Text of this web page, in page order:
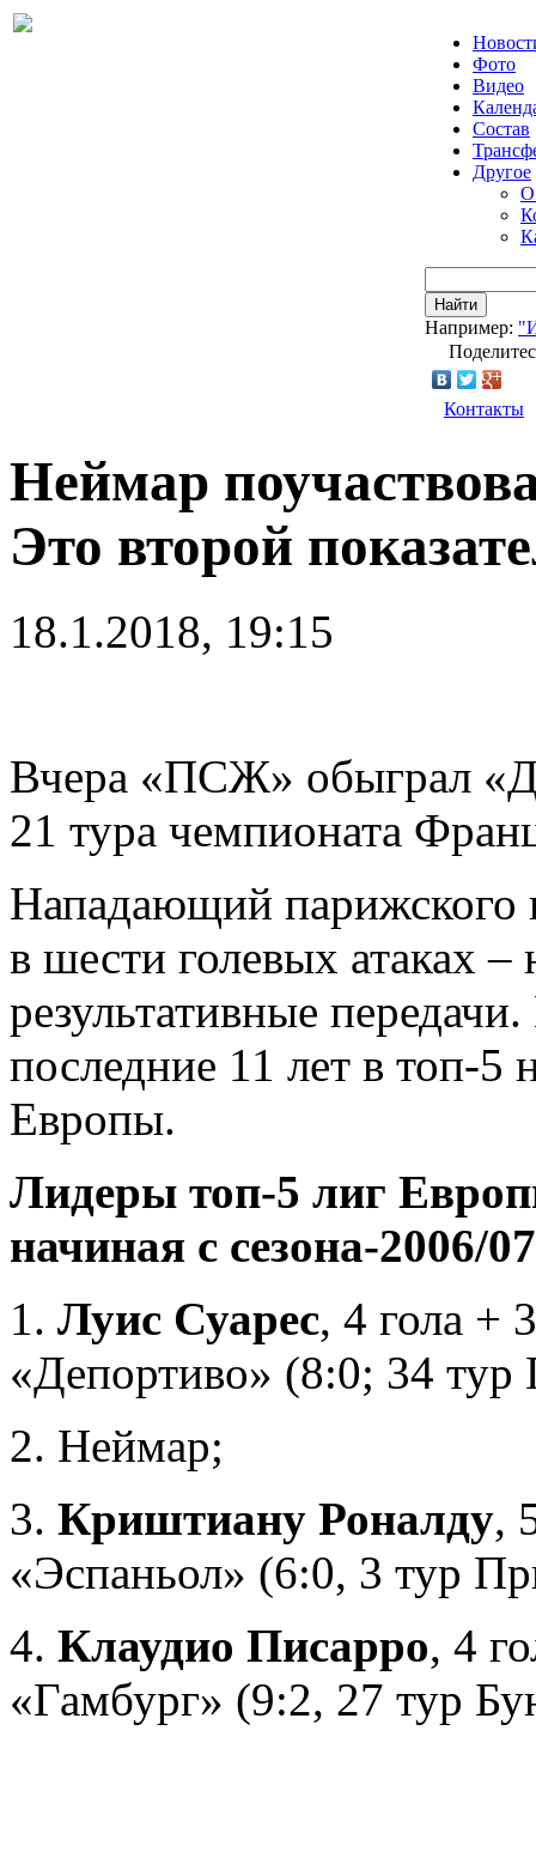
Фото
Видео
Состав
Другое
О
Найти
Например:
Контакты
Неймар
Это второй
18.1.2018, 19:15
Вчера «ПСЖ» обыграл
21 тура чемпионата
Нападающий парижского
в шести голевых атаках –
результативные
последние 11 лет в топ-5
Европы.
Лидеры топ-5 лиг
начиная с сезона-2006/
1. Луис Суарес, 4 гола +
«Депортиво» (8:0; 34
2. Неймар;
3. Криштиану Роналду,
«Эспаньол» (6:0, 3 тур
4. Клаудио Писарро, 4
«Гамбург» (9:2, 27 тур